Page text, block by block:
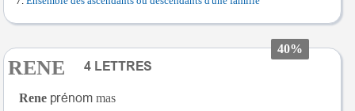
40%
RENE
Rene
mas